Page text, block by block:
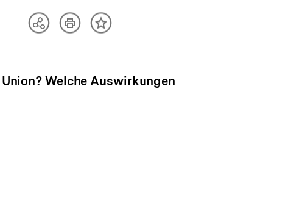
TeilenArtikelInhalt
Welche Auswirkungen